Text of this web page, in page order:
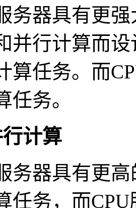
器具有更强
并行计算而
算任务。而
任务。
计算
器具有更高
任务，而